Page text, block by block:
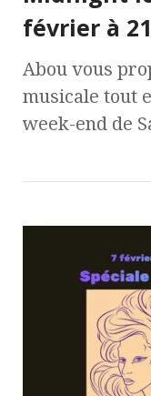
février à
Abou vous
musicale tout
week-end de